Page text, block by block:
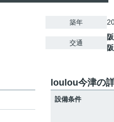
築年
交通
loulou今津の
設備条件